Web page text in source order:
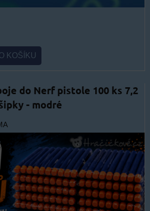
KOŠÍKU
do Nerf pistole 100 ks 7,2
- modré